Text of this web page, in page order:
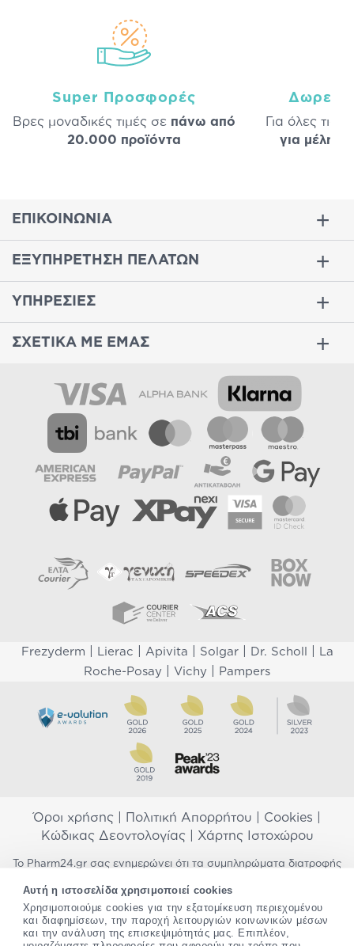
Αυτή η ιστοσελίδα χρησιμοποιεί cookies
Χρησιμοποιούμε cookies για την εξατομίκευση περιεχομένου
και διαφημίσεων, την παροχή λειτουργιών κοινωνικών μέσων
και την ανάλυση της επισκεψιμότητάς μας. Επιπλέον,
Super Προσφορές
Βρες μοναδικές τιμές σε πάνω από
20.000 προϊόντα
Δωρεάν
Για όλες τις
για μέλη
ΕΠΙΚΟΙΝΩΝΙΑ
ΕΞΥΠΗΡΕΤΗΣΗ ΠΕΛΑΤΩΝ
ΥΠΗΡΕΣΙΕΣ
ΣΧΕΤΙΚΑ ΜΕ ΕΜΑΣ
Frezyderm Lierac Apivita Solgar| Dr. Scholl
La
Roche-Posay
Vichy Pampers
Όροι χρήσης Πολιτική Απορρήτου Cookies
Κώδικας Δεοντολογίας| Χάρτης Ιστοχώρου
Το Pharm24.gr σας ενημερώνει ότι τα συμπληρώματα διατροφής
προορίζονται για την πρόληψη, αγωγή ή θεραπεία ανθρώπινης
νόσου. Συμβουλευτείτε τον γιατρό σας εάν είστε έγκυος,
θηλάζετε, ακολουθείτε παράλληλα φαρμακευτική αγωγή ή
αντιμετωπίζετε προβλήματα υγείας πριν χρησιμοποιήσετε